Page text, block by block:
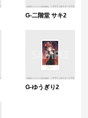
G-二階堂 サキ2
G-ゆうぎり2